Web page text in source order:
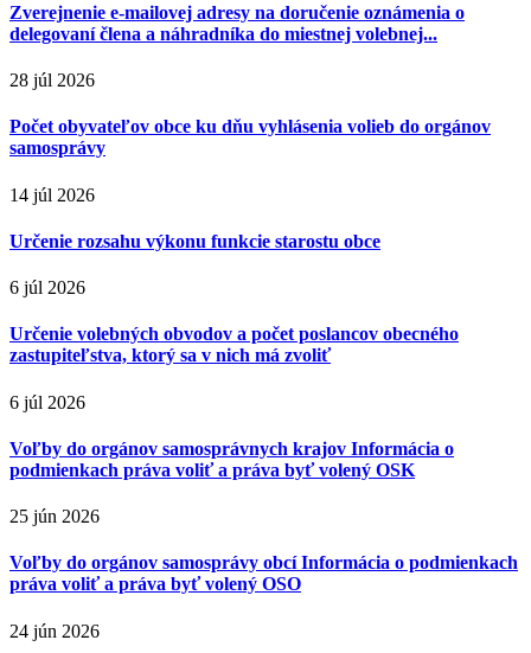
Zverejnenie e-mailovej adresy na doručenie oznámenia o
delegovaní člena a náhradníka do miestnej volebnej...
28 júl 2026
Počet obyvateľov obce ku dňu vyhlásenia volieb do orgánov
samosprávy
14 júl 2026
Určenie rozsahu výkonu funkcie starostu obce
6 júl 2026
Určenie volebných obvodov a počet poslancov obecného
zastupiteľstva, ktorý sa v nich má zvoliť
6 júl 2026
Voľby do orgánov samosprávnych krajov Informácia o
podmienkach práva voliť a práva byť volený OSK
25 jún 2026
Voľby do orgánov samosprávy obcí Informácia o podmienkach
práva voliť a práva byť volený OSO
24 jún 2026